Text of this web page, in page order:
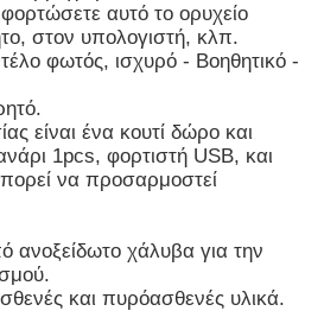
λαμπτήρες καπάκις εξορυκτικών
καλώδιο χωρίς καπάκι
αυτό το ορυχείο
στον υπολογιστή, κλπ.
φωτός, ισχυρό - Βοηθητικό -
είναι ένα κουτί δώρο και
1pcs, φορτιστή USB, και
να προσαρμοστεί
ανοξείδωτο χάλυβα για την
και πυρόασθενές υλικά.